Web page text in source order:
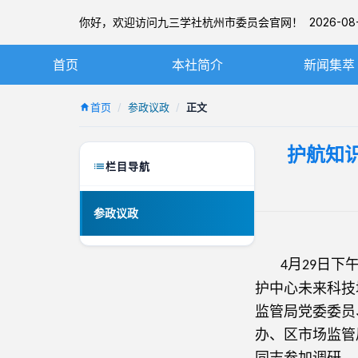
你好，欢迎访问九三学社杭州市委员会官网！ 2026-
首页 本社简介
九三学社简介
新闻集萃
图片新闻
首页 参政议政 正文
栏目导航
参政议政
护航知
4月 29 日下
护中心未来科
监管局党委委
办、区市场监